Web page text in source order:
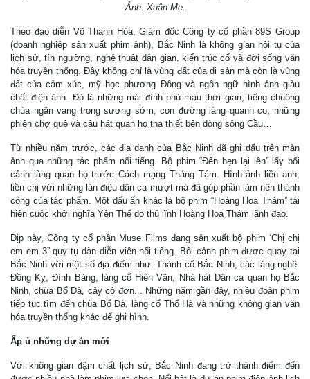
Ảnh: Xuân Me.
Theo đạo diễn Võ Thanh Hòa, Giám đốc Công ty cổ phần 89S Group
(doanh nghiệp sản xuất phim ảnh), Bắc Ninh là không gian hội tụ của
lịch sử, tín ngưỡng, nghệ thuật dân gian, kiến trúc cổ và đời sống văn
hóa truyền thống. Đây không chỉ là vùng đất của di sản mà còn là vùng
đất của cảm xúc, mỹ học phương Đông và ngôn ngữ hình ảnh giàu
chất điện ảnh. Đó là những mái đình phủ màu thời gian, tiếng chuông
chùa ngân vang trong sương sớm, con đường làng quanh co, những
phiên chợ quê và câu hát quan họ tha thiết bên dòng sông Cầu…
Từ nhiều năm trước, các địa danh của Bắc Ninh đã ghi dấu trên màn
ảnh qua những tác phẩm nổi tiếng. Bộ phim “Đến hẹn lại lên” lấy bối
cảnh làng quan họ trước Cách mạng Tháng Tám. Hình ảnh liền anh,
liền chị với những làn điệu dân ca mượt mà đã góp phần làm nên thành
công của tác phẩm. Một dấu ấn khác là bộ phim “Hoàng Hoa Thám” tái
hiện cuộc khởi nghĩa Yên Thế do thủ lĩnh Hoàng Hoa Thám lãnh đạo.
Dịp này, Công ty cổ phần Muse Films đang sản xuất bộ phim ‘Chị chị
em em 3” quy tụ dàn diễn viên nổi tiếng. Bối cảnh phim được quay tại
Bắc Ninh với một số địa điểm như: Thành cổ Bắc Ninh, các làng nghề:
Đồng Kỵ, Đình Bảng, làng cổ Hiên Vân, Nhà hát Dân ca quan họ Bắc
Ninh, chùa Bổ Đà, cây cô đơn... Những năm gần đây, nhiều đoàn phim
tiếp tục tìm đến chùa Bổ Đà, làng cổ Thổ Hà và những không gian văn
hóa truyền thống khác để ghi hình.
Ấp ủ những dự án mới
Với không gian đậm chất lịch sử, Bắc Ninh đang trở thành điểm đến